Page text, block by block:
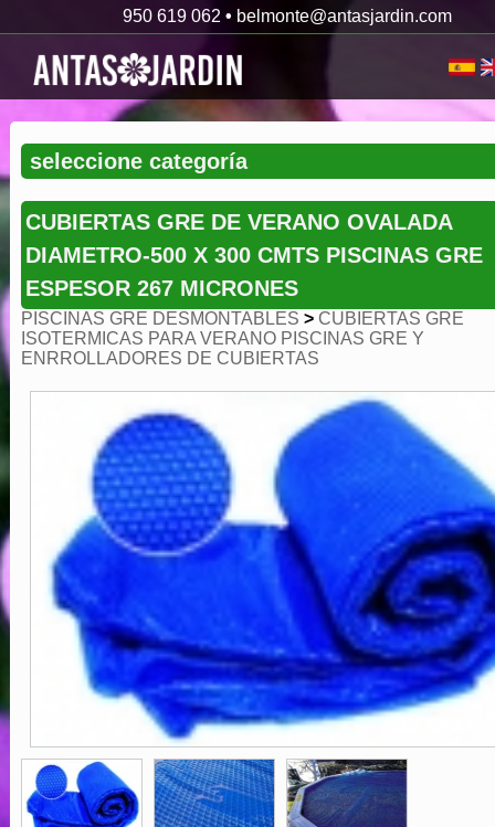
950 619 062 • belmonte@antasjardin.com
CUBIERTAS GRE DE VERANO OVALADA
DIAMETRO-500 X 300 CMTS PISCINAS GRE
ESPESOR 267 MICRONES
PISCINAS GRE DESMONTABLES > CUBIERTAS GRE
ISOTERMICAS PARA VERANO PISCINAS GRE Y
ENRROLLADORES DE CUBIERTAS